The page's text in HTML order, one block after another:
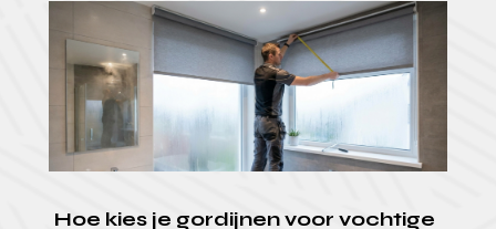
Hoe kies je gordijnen voor vochtige